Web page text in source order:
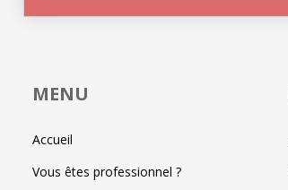
MENU
Accueil
Vous êtes professionnel ?